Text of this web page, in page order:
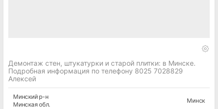
Демонтаж стен, штукатурки и старой плитки: в Минске.
Подробная информация по телефону 8025 7028829
Алексей
Минскийр-н
Минская обл.
Минск